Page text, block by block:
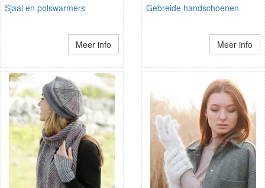
Sjaal en polswarmers
Meer info
Gebreide handschoenen
Meer info